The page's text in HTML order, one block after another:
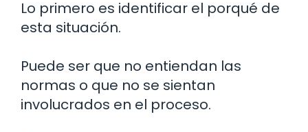
Lo primero es identificar el porqué de
esta situación.
Puede ser que no entiendan las
normas o que no se sientan
involucrados en el proceso.